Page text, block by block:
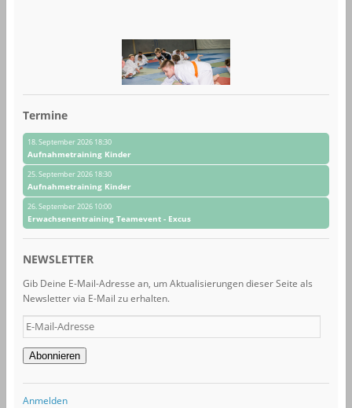
Termine
18. September 2026 18:30
Aufnahmetraining Kinder
25. September 2026 18:30
Aufnahmetraining Kinder
26. September 2026 10:00
Erwachsenentraining Teamevent - Excus
NEWSLETTER
Gib Deine E-Mail-Adresse an, um Aktualisierungen dieser Seite als
Newsletter via E-Mail zu erhalten.
E-
Mail-
Adresse
Abonnieren
Anmelden